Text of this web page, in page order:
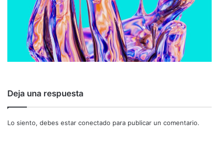
Deja una respuesta
Lo siento, debes estar conectado para publicar un comentario.